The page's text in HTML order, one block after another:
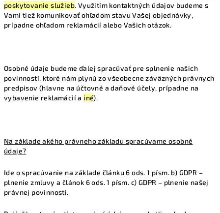
poskytovanie služieb. Využitím kontaktných údajov budeme s
Vami tiež komunikovať ohľadom stavu Vašej objednávky,
prípadne ohľadom reklamácií alebo Vašich otázok.
Osobné údaje budeme ďalej spracúvať pre splnenie našich
povinností, ktoré nám plynú zo všeobecne záväzných právnych
predpisov (hlavne na účtovné a daňové účely, prípadne na
vybavenie reklamácií a iné).
Na základe akého právneho základu spracúvame osobné
údaje?
Ide o spracúvanie na základe článku 6 ods. 1 písm. b) GDPR –
plnenie zmluvy a článok 6 ods. 1 písm. c) GDPR – plnenie našej
právnej povinnosti.